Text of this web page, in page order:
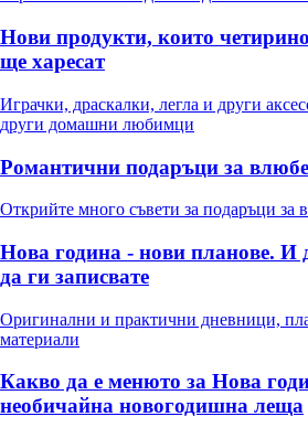
Нови продукти, които
ще харесат
Играчки, драскалки, легла и други
други домашни любимци
Романтични подаръци за
Открийте много съвети за подаръци за
Нова година - нови планове. И
да ги записвате
Оригинални и практични дневници,
материали
Какво да е менюто за Нова
необичайна новогодишна леща